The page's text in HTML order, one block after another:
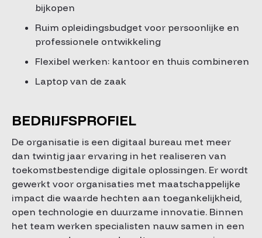
bijkopen
Ruim opleidingsbudget voor persoonlijke en
professionele ontwikkeling
Flexibel werken: kantoor en thuis combineren
Laptop van de zaak
BEDRIJFSPROFIEL
De organisatie is een digitaal bureau met meer
dan twintig jaar ervaring in het realiseren van
toekomstbestendige digitale oplossingen. Er wordt
gewerkt voor organisaties met maatschappelijke
impact die waarde hechten aan toegankelijkheid,
open technologie en duurzame innovatie. Binnen
het team werken specialisten nauw samen in een